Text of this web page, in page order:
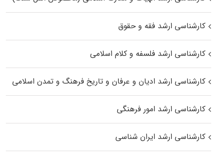
کارشناسی ارشد فقه و حقوق
کارشناسی ارشد فلسفه و کلام اسلامی
کارشناسی ارشد ادیان و عرفان و تاریخ فرهنگ و تمدن اسلامی
کارشناسی ارشد امور فرهنگی
کارشناسی ارشد ایران شناسی